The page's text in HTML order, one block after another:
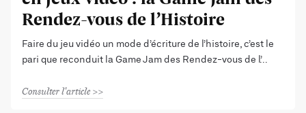
Rendez-vous de l’Histoire
Faire du jeu vidéo un mode d’écriture de l’histoire, c’est le
pari que reconduit la Game Jam des Rendez-vous de l’
Consulter l'article